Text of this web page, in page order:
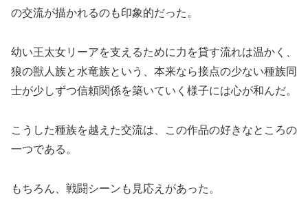
の交流が描かれるのも印象的だった。
幼い王太女リーアを支えるために力を貸す流れは温かく、
狼の獣人族と水竜族という、本来なら接点の少ない種族同
士が少しずつ信頼関係を築いていく様子には心が和んだ。
こうした種族を越えた交流は、この作品の好きなところの
一つである。
もちろん、戦闘シーンも見応えがあった。